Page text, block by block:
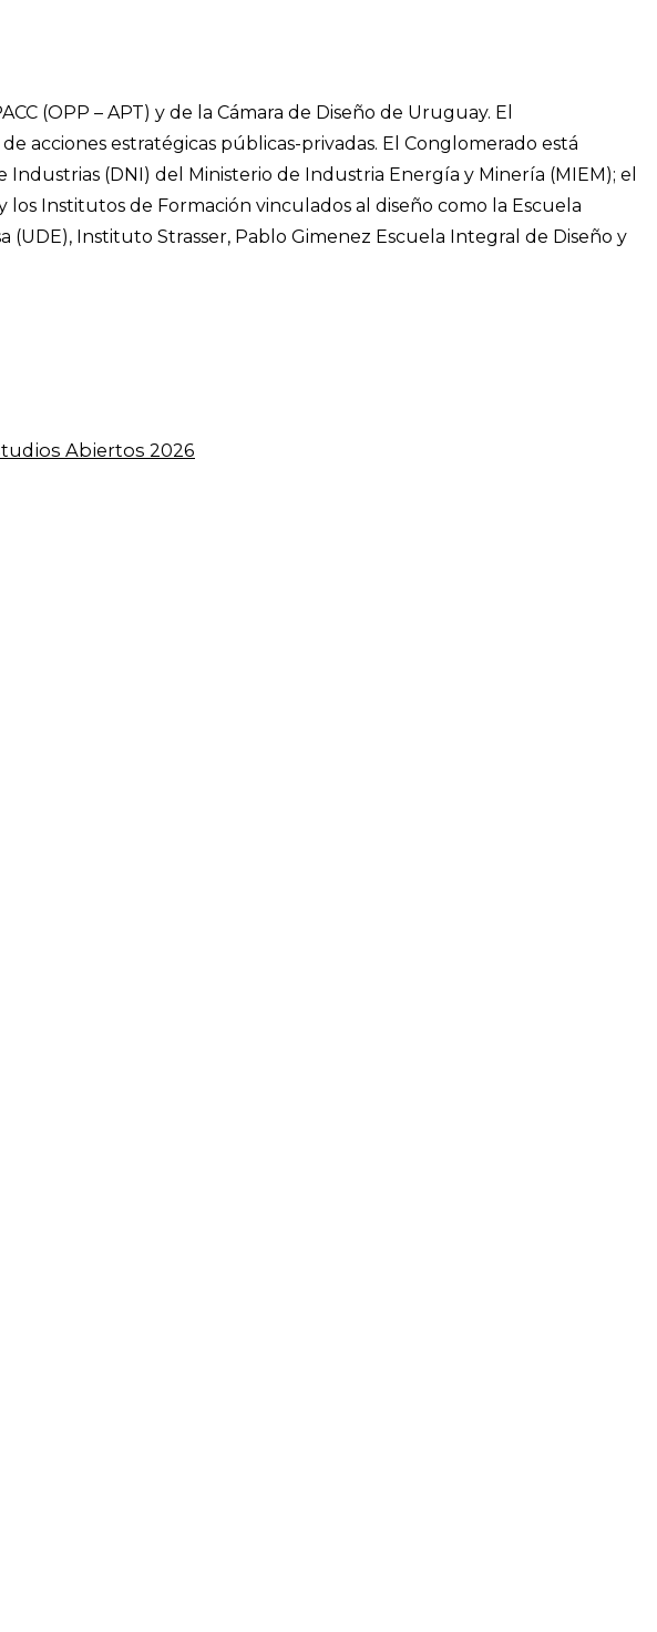
(OPP – APT) y de la Cámara de Diseño de Uruguay. El
acciones estratégicas públicas-privadas. El Conglomerado está
(DNI) del Ministerio de Industria Energía y Minería (MIEM); el
Institutos de Formación vinculados al diseño como la Escuela
(UDE), Instituto Strasser, Pablo Gimenez Escuela Integral de Diseño y
Abiertos 2026